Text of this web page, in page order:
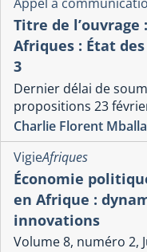
Titre de l’ouvrage
Afriques : État
3
Dernier délai de
propositions 23
Charlie Florent Mballa
VigieAfriques
Économie
en Afrique :
innovations
Volume 8, numéro 2,